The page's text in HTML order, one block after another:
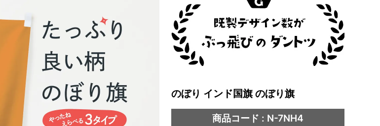
のぼり インド国旗 のぼり旗
商品コード : N-7NH4